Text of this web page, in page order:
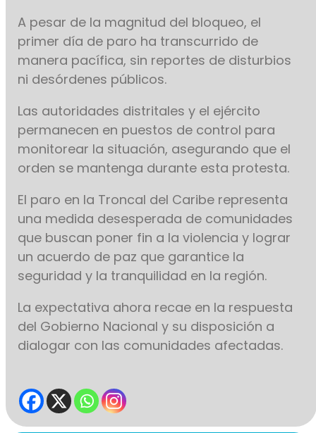
A pesar de la magnitud del bloqueo, el
primer día de paro ha transcurrido de
manera pacífica, sin reportes de disturbios
ni desórdenes públicos.
Las autoridades distritales y el ejército
permanecen en puestos de control para
monitorear la situación, asegurando que el
orden se mantenga durante esta protesta.
El paro en la Troncal del Caribe representa
una medida desesperada de comunidades
que buscan poner fin a la violencia y lograr
un acuerdo de paz que garantice la
seguridad y la tranquilidad en la región.
La expectativa ahora recae en la respuesta
del Gobierno Nacional y su disposición a
dialogar con las comunidades afectadas.